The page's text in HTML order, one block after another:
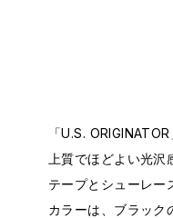
「U.S.
上質でほどよい光
テープとシューレー
カラーは、ブラック